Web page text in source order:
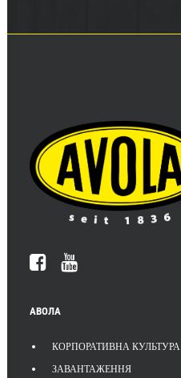
АВОЛА
КОРПОРАТИВНА КУЛЬТУРА
ЗАВАНТАЖЕННЯ